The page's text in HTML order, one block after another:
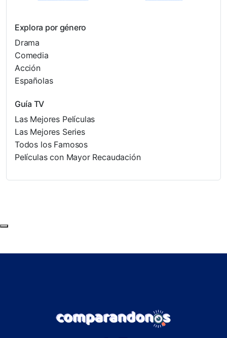
Explora por género
Drama
Comedia
Acción
Españolas
Guía TV
Las Mejores Películas
Las Mejores Series
Todos los Famosos
Películas con Mayor Recaudación